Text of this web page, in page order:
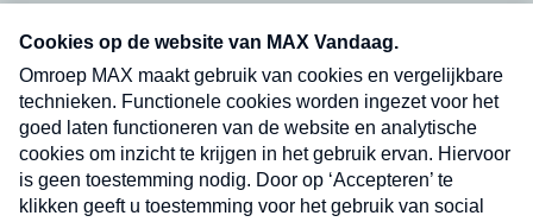
nieuwsbrief. Elke vrijdag- en dinsdagochtend in
uw mailbox.
Verzend